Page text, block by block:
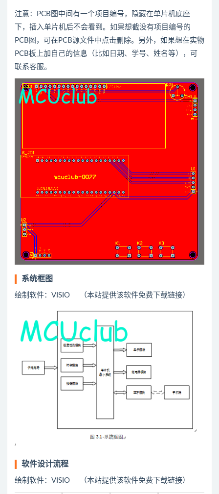
注意：PCB图中间有一个项目编号，隐藏在单片机底座
下，插入单片机后不会看到。如果想截没有项目编号的
PCB图，可在PCB源文件中点击删除。另外，如果想在实物
PCB板上加自己的信息（比如日期、学号、姓名等），可
联系客服。
系统框图
绘制软件：VISIO （本站提供该软件免费下载链接）
软件设计流程
绘制软件：VISIO （本站提供该软件免费下载链接）